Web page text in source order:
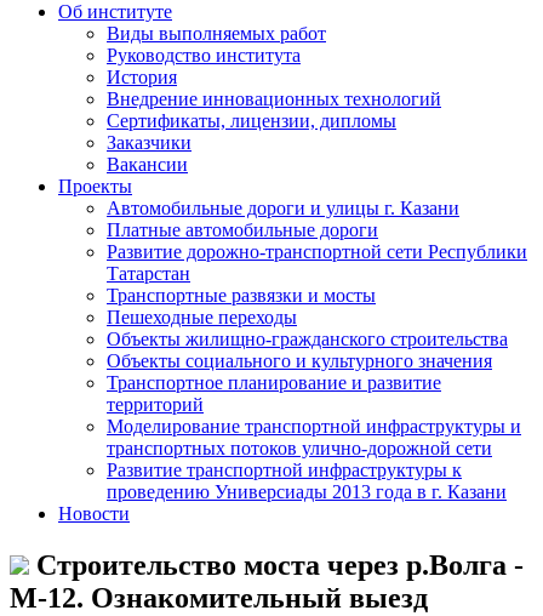
Об институте
Виды выполняемых работ
Руководство института
История
Внедрение инновационных технологий
Сертификаты, лицензии, дипломы
Заказчики
Вакансии
Проекты
Автомобильные дороги и улицы г. Казани
Платные автомобильные дороги
Развитие дорожно-транспортной сети Республики
Татарстан
Транспортные развязки и мосты
Пешеходные переходы
Объекты жилищно-гражданского строительства
Объекты социального и культурного значения
Транспортное планирование и развитие
территорий
Моделирование транспортной инфраструктуры и
транспортных потоков улично-дорожной сети
Развитие транспортной инфраструктуры к
проведению Универсиады 2013 года в г. Казани
Новости
Строительство моста через р.Волга -
М-12. Ознакомительный выезд